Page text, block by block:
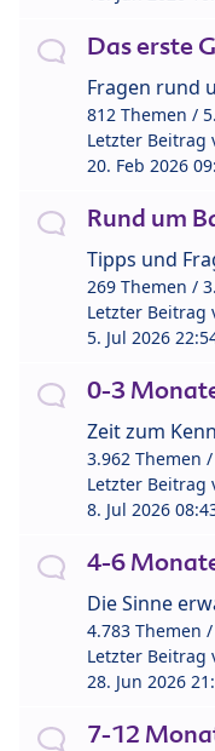
Das erste
Fragen rund
812 Themen /
Letzter Beitrag
20. Feb 2026
Rund um
Tipps und
269 Themen /
Letzter Beitrag
5. Jul 2026
0-3
Zeit zum
3.962 Themen
Letzter Beitrag
8. Jul 2026
4-6
Die Sinne
4.783 Themen
Letzter Beitrag
28. Jun 2026
7-12